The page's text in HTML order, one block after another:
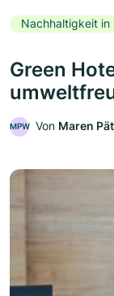
Nachhaltigkeit in
Green
MPW Von Maren